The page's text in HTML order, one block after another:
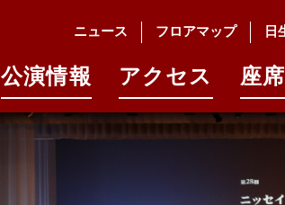
ニュース フロアマップ 日
公演情報 アクセス 座